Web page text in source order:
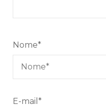
Nome*
E-mail *